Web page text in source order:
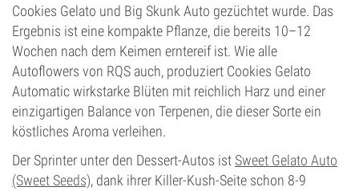
Cookies Gelato und Big Skunk Auto gezüchtet wurde. Das
Ergebnis ist eine kompakte Pflanze, die bereits 10–12
Wochen nach dem Keimen erntereif ist. Wie alle
Autoflowers von RQS auch, produziert Cookies Gelato
Automatic wirkstarke Blüten mit reichlich Harz und einer
einzigartigen Balance von Terpenen, die dieser Sorte ein
köstliches Aroma verleihen.
Der Sprinter unter den Dessert-Autos ist Sweet Gelato Auto
(Sweet Seeds), dank ihrer Killer-Kush-Seite schon 8-9